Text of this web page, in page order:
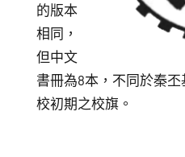
的版本
相同，
但中文
書冊為8本，不同於秦
校初期之校旗。